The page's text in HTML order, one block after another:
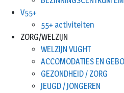
V55+
55+ activiteiten
ZORG/WELZIJN
WELZIJN VUGHT
ACCOMODATIES EN
GEZONDHEID / ZORG
JEUGD / JONGEREN